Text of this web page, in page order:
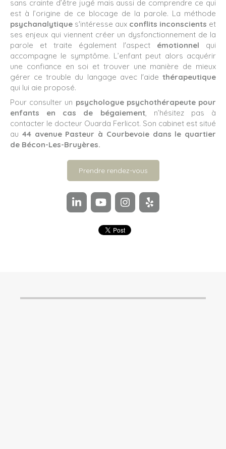
sans crainte d’être jugé mais aussi de comprendre ce qui
est à l’origine de ce blocage de la parole. La méthode
psychanalytique s'intéresse aux conflits inconscients et
ses enjeux qui viennent créer un dysfonctionnement de la
parole et traite également l'aspect émotionnel qui
accompagne le symptôme. L’enfant peut alors acquérir
une confiance en soi et trouver une manière de mieux
gérer ce trouble du langage avec l'aide thérapeutique
qui lui aie proposé.
Pour consulter un psychologue psychothérapeute pour
enfants en cas de bégaiement, n’hésitez pas à
contacter le docteur Ouarda Ferlicot. Son cabinet est situé
au 44 avenue Pasteur à Courbevoie dans le quartier
de Bécon-Les-Bruyères.
Prendre rendez-vous